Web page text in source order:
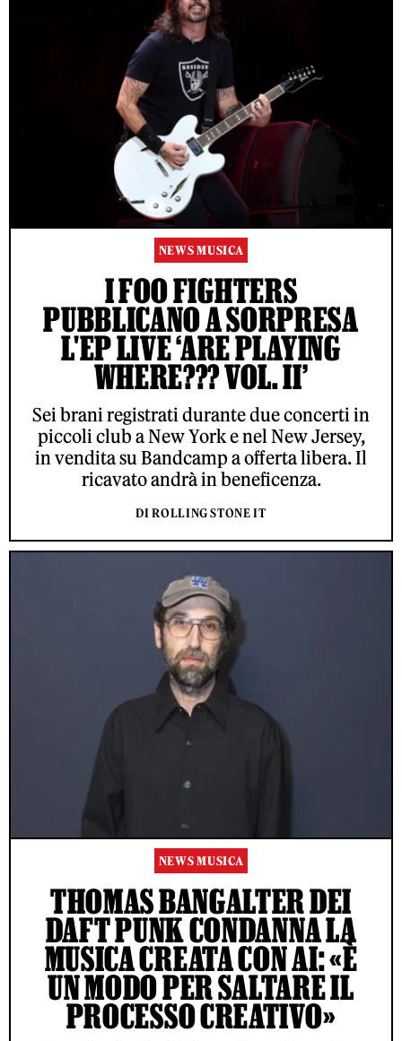
NEWS MUSICA
I FOO FIGHTERS
PUBBLICANO A SORPRESA
L'EP LIVE ‘ARE PLAYING
WHERE??? VOL. II’
Sei brani registrati durante due concerti in
piccoli club a New York e nel New Jersey,
in vendita su Bandcamp a offerta libera. Il
ricavato andrà in beneficenza.
DI ROLLING STONE IT
NEWS MUSICA
THOMAS BANGALTER DEI
DAFT PUNK CONDANNA LA
MUSICA CREATA CON AI: «È
UN MODO PER SALTARE IL
PROCESSO CREATIVO»